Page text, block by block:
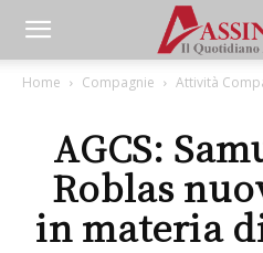
Home Compagnie Attività
AGCS:
Roblas
in materia